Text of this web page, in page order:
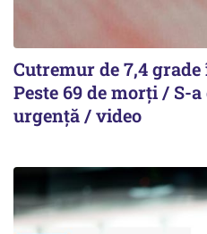
Cutremur de 7,4
Peste 69 de morți / S-
urgență / video